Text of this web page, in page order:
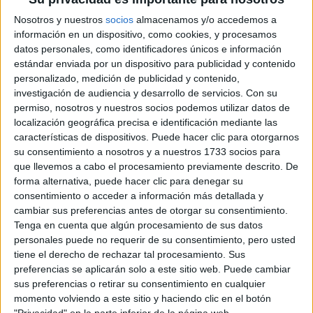
Nosotros y nuestros socios almacenamos y/o accedemos a
información en un dispositivo, como cookies, y procesamos
datos personales, como identificadores únicos e información
estándar enviada por un dispositivo para publicidad y contenido
personalizado, medición de publicidad y contenido,
investigación de audiencia y desarrollo de servicios. Con su
permiso, nosotros y nuestros socios podemos utilizar datos de
localización geográfica precisa e identificación mediante las
características de dispositivos. Puede hacer clic para otorgarnos
su consentimiento a nosotros y a nuestros 1733 socios para
que llevemos a cabo el procesamiento previamente descrito. De
forma alternativa, puede hacer clic para denegar su
consentimiento o acceder a información más detallada y
cambiar sus preferencias antes de otorgar su consentimiento.
Tenga en cuenta que algún procesamiento de sus datos
personales puede no requerir de su consentimiento, pero usted
tiene el derecho de rechazar tal procesamiento. Sus
preferencias se aplicarán solo a este sitio web. Puede cambiar
sus preferencias o retirar su consentimiento en cualquier
momento volviendo a este sitio y haciendo clic en el botón
La mayoría de las personas cuando visualiza a una
enfermera le cuesta imaginar a un enfermero,cuando se
refieren a un CEO, lo primero que viene a la mente
es un hombre.
Otros escenarios que se plantearon en la campaña, era
imaginarse a una persona llorando en la oficina, y
quienes se encuestó afirmaron en su mayoría
imaginarse a una mujer.
DERRIBAR ESTIGMAS DE
GÉNERO
Romper con losestigmas de géneroes responsabilidad
de todos, desde casa y la escuela, tenerconversaciones